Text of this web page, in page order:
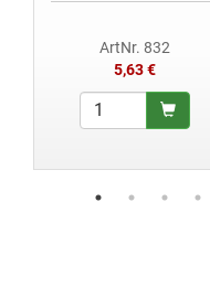
ArtNr. 832
5,63 €